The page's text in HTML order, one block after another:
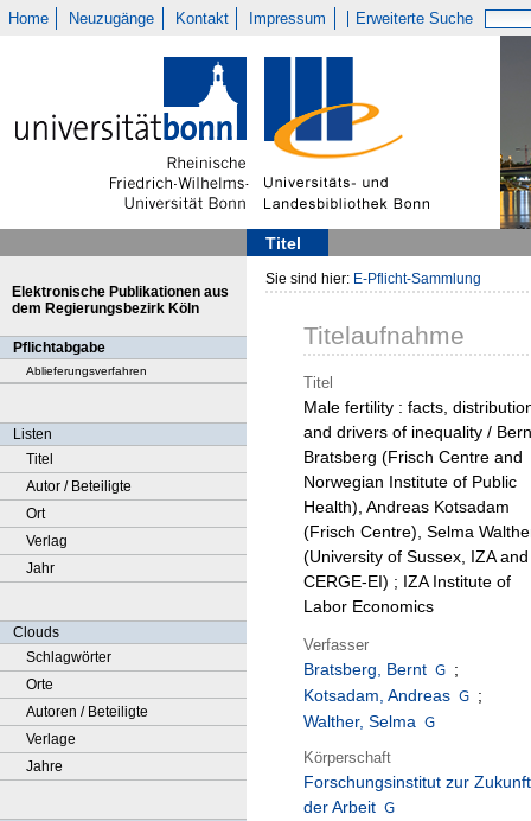
Home Neuzugänge Kontakt Impressum Erweiterte Suche
Titel
Elektronische Publikationen aus
dem Regierungsbezirk Köln
Pflichtabgabe
Ablieferungsverfahren
Listen
Titel
Autor / Beteiligte
Ort
Verlag
Jahr
Clouds
Schlagwörter
Orte
Autoren / Beteiligte
Verlage
Jahre
Sie sind hier: E-Pflicht-Sammlung
Titelaufnahme
Titel
Male fertility : facts,
and drivers of inequality /
Bratsberg (Frisch Centre and
Norwegian Institute of Public
Health), Andreas Kotsadam
(Frisch Centre), Selma
(University of Sussex, IZA and
CERGE-EI) ; IZA Institute of
Labor Economics
Verfasser
Bratsberg, Bernt
;
Kotsadam, Andreas
;
Walther, Selma
Körperschaft
Forschungsinstitut zur Zukunft
der Arbeit